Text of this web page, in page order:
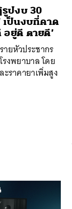
รูปงบ 30
เป็นงบที่คาด
อยู่ดี ตายดี’
ยหัวประชากร
งพยาบาล โดย
ราคายาเพิ่มสูง